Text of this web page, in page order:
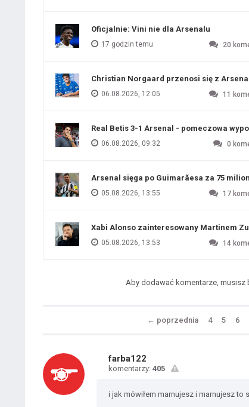
Oficjalnie: Vini nie dla Arsenalu
17 godzin temu 20
Christian Norgaard przenosi się z
06.08.2026, 12:05 11
Real Betis 3-1 Arsenal - pomeczowa
06.08.2026, 09:32 0
Arsenal sięga po Guimarãesa za 75
05.08.2026, 13:55 17
Xabi Alonso zainteresowany Martinem
05.08.2026, 13:53 14
Aby dodawać komentarze, musisz
← poprzednia 4 5 6
farba122
komentarzy: 405
i jak mówiłem marnujesz i marnujesz